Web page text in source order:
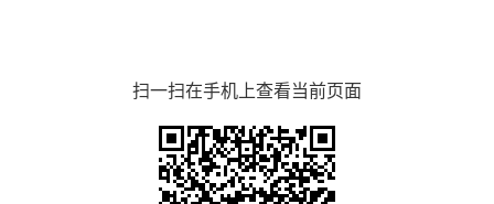
扫一扫在手机上查看当前页面